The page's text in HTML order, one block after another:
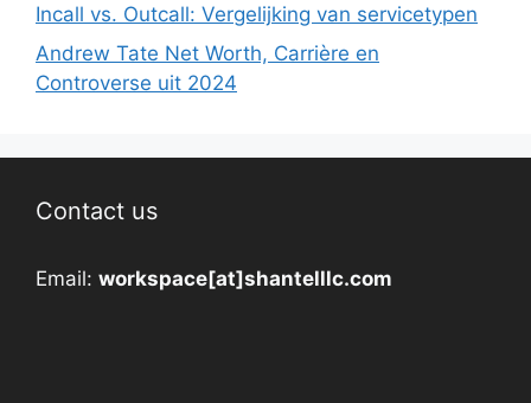
Incall vs. Outcall: Vergelijking van servicetypen
Andrew Tate Net Worth, Carrière en
Controverse uit 2024
Contact us
Email: workspace[at]shantelllc.com